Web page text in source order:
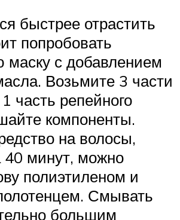
быстрее отрастить
попробовать
маску с добавлением
Возьмите 3 части
часть репейного
компоненты.
на волосы,
40 минут, можно
полиэтиленом и
Смывать
большим